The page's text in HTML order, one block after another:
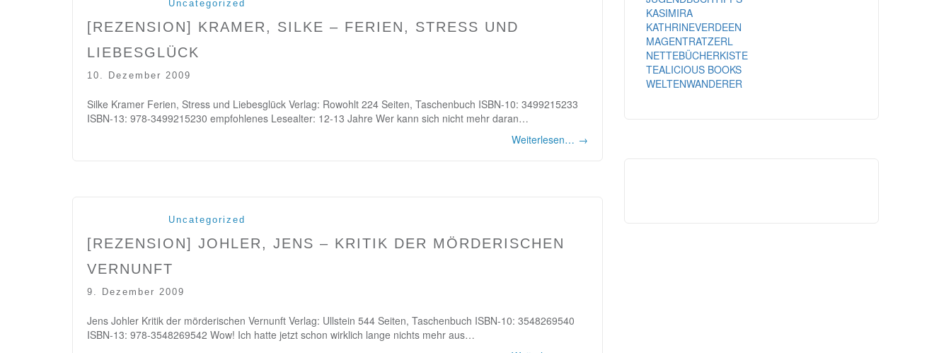
Uncategorized
[REZENSION] KRAMER, SILKE – FERIEN, STRESS UND
LIEBESGLÜCK
10. Dezember 2009
Silke Kramer Ferien, Stress und Liebesglück Verlag: Rowohlt 224 Seiten, Taschenbuch ISBN-10: 3499215233
ISBN-13: 978-3499215230 empfohlenes Lesealter: 12-13 Jahre Wer kann sich nicht mehr daran…
Weiterlesen… →
Uncategorized
[REZENSION] JOHLER, JENS – KRITIK DER MÖRDERISCHEN
VERNUNFT
9. Dezember 2009
Jens Johler Kritik der mörderischen Vernunft Verlag: Ullstein 544 Seiten, Taschenbuch ISBN-10: 3548269540
ISBN-13: 978-3548269542 Wow! Ich hatte jetzt schon wirklich lange nichts mehr aus…
KASIMIRA
KATHRINEVERDEEN
MAGENTRATZERL
NETTEBÜCHERKISTE
TEALICIOUS BOOKS
WELTENWANDERER